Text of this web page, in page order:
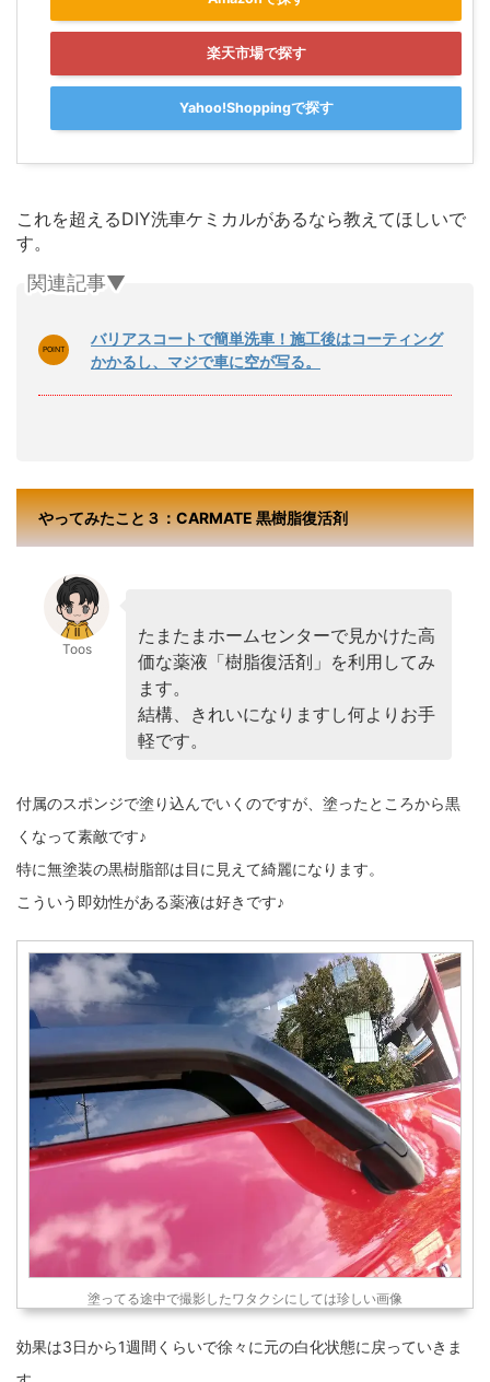
楽天市場で探す
Yahoo!Shoppingで探す
これを超えるDIY洗車ケミカルがあるなら教えてほしいで
す。
関連記事▼
バリアスコートで簡単洗車！施工後はコーティング
かかるし、マジで車に空が写る。
やってみたこと３：CARMATE 黒樹脂復活剤
Toos
たまたまホームセンターで見かけた高
価な薬液「樹脂復活剤」を利用してみ
ます。
結構、きれいになりますし何よりお手
軽です。
付属のスポンジで塗り込んでいくのですが、塗ったところから黒
くなって素敵です♪
特に無塗装の黒樹脂部は目に見えて綺麗になります。
こういう即効性がある薬液は好きです♪
塗ってる途中で撮影したワタクシにしては珍しい画像
効果は3日から1週間くらいで徐々に元の白化状態に戻っていきま